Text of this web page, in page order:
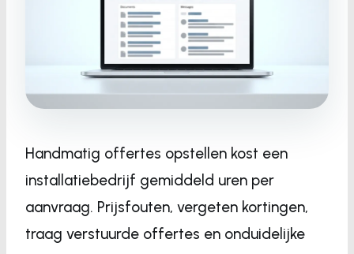
Handmatig offertes opstellen kost een
installatiebedrijf gemiddeld uren per
aanvraag. Prijsfouten, vergeten kortingen,
traag verstuurde offertes en onduidelijke